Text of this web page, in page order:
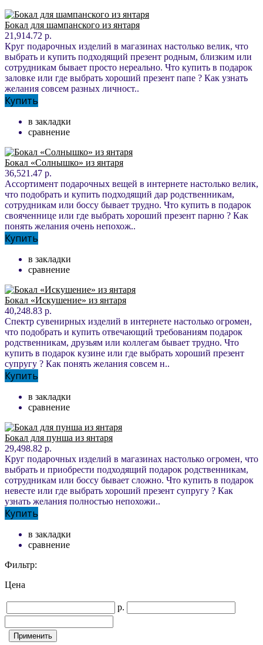
Бокал для шампанского из янтаря
21,914.72 р.
Круг подарочных изделий в магазинах настолько велик, что
выбрать и купить подходящий презент родным, близким или
сотрудникам бывает просто нереально. Что купить в подарок
заловке или где выбрать хороший презент папе ? Как узнать
желания совсем разных личност..
Купить
в закладки
сравнение
Бокал «Солнышко» из янтаря
36,521.47 р.
Ассортимент подарочных вещей в интернете настолько велик,
что подобрать и купить подходящий дар родственникам,
сотрудникам или боссу бывает трудно. Что купить в подарок
свояченнице или где выбрать хороший презент парню ? Как
понять желания очень непохож..
Купить
в закладки
сравнение
Бокал «Искушение» из янтаря
40,248.83 р.
Спектр сувенирных изделий в интернете настолько огромен,
что подобрать и купить отвечающий требованиям подарок
родственникам, друзьям или коллегам бывает трудно. Что
купить в подарок кузине или где выбрать хороший презент
супругу ? Как понять желания совсем н..
Купить
в закладки
сравнение
Бокал для пунша из янтаря
29,498.82 р.
Круг подарочных изделий в магазинах настолько огромен, что
выбрать и приобрести подходящий подарок родственникам,
сотрудникам или боссу бывает сложно. Что купить в подарок
невесте или где выбрать хороший презент супругу ? Как
узнать желания полностью непохожи..
Купить
в закладки
сравнение
Фильтр:
Цена
р.